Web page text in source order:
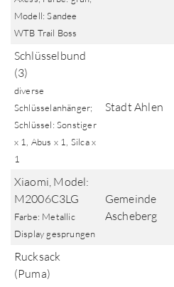
Modell: Sandee
WTB Trail Boss
Schlüsselbund
(3)
diverse
Schlüsselanhänger;
Schlüssel: Sonstiger
x 1, Abus x 1, Silca x
1
Stadt Ahlen
Xiaomi, Model:
M2006C3LG
Farbe: Metallic
Display gesprungen
Gemeinde
Ascheberg
Rucksack
(Puma)